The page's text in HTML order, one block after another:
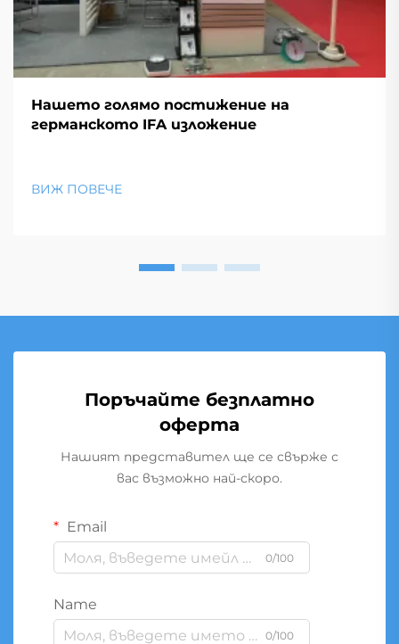
Нашето голямо постижение на
германското IFA изложение
ВИЖ ПОВЕЧЕ
Поръчайте безплатно
оферта
Нашият представител ще се свърже с
вас възможно най-скоро.
Email
0/100
Name
0/100